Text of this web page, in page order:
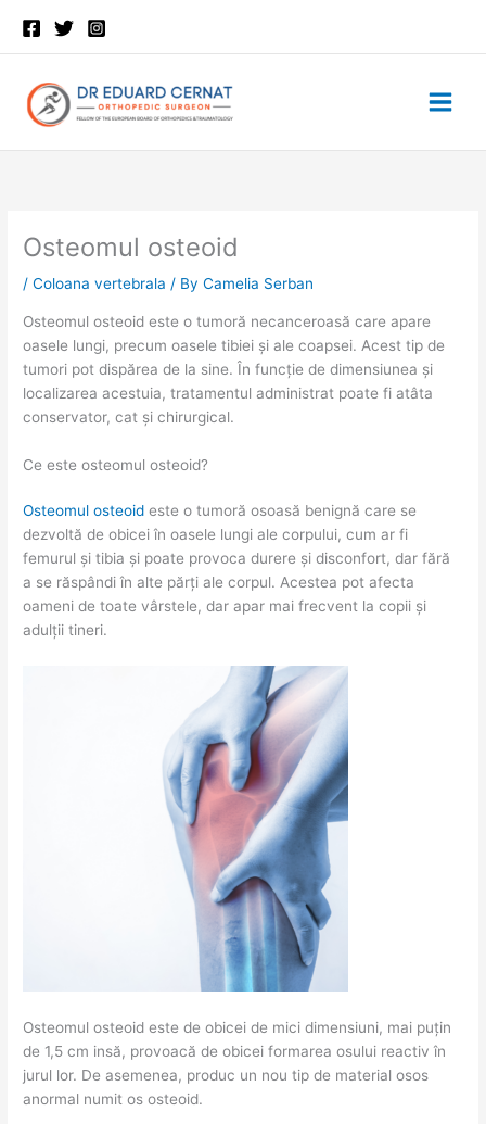
content
Osteomul osteoid
/Coloana vertebrala / ByCamelia Serban
Osteomul osteoid este o tumoră necanceroasă care apare
oasele lungi, precum oasele tibiei și ale coapsei. Acest tip de
tumori pot dispărea de la sine. În funcție de dimensiunea și
localizarea acestuia, tratamentul administrat poate fi atâta
conservator, cat și chirurgical.
Ce este osteomul osteoid?
Osteomul osteoid este o tumoră osoasă benignă care se
dezvoltă de obicei în oasele lungi ale corpului, cum ar fi
femurul și tibia și poate provoca durere și disconfort, dar fără
a se răspândi în alte părți ale corpul. Acestea pot afecta
oameni de toate vârstele, dar apar mai frecvent la copii și
adulții tineri.
Osteomul osteoid este de obicei de mici dimensiuni, mai puțin
de 1,5 cm insă, provoacă de obicei formarea osului reactiv în
jurul lor. De asemenea, produc un nou tip de material osos
anormal numit os osteoid.